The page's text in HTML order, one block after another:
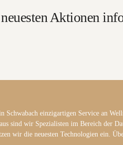
Aktionen
Schwabach einzigartigen Service an
sind wir Spezialisten im Bereich der
wir die neuesten Technologien ein.